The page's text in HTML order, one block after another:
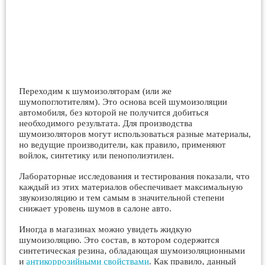
Переходим к шумоизоляторам (или же
шумопоглотителям). Это основа всей шумоизоляции
автомобиля, без которой не получится добиться
необходимого результата. Для производства
шумоизоляторов могут использоваться разные материалы,
но ведущие производители, как правило, применяют
войлок, синтетику или пенополиэтилен.
Лабораторные исследования и тестирования показали, что
каждый из этих материалов обеспечивает максимальную
звукоизоляцию и тем самым в значительной степени
снижает уровень шумов в салоне авто.
Иногда в магазинах можно увидеть жидкую
шумоизоляцию. Это состав, в котором содержится
синтетическая резина, обладающая шумоизоляционными
и антикоррозийными свойствами. Как правило, данный